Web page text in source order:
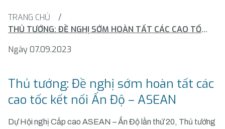
TRANG CHỦ
/
THỦ TƯỚNG: ĐỀ NGHỊ SỚM HOÀN TẤT CÁC CAO TỐC KẾT NỐI ẤN ĐỘ – ASEAN
Ngày 07.09.2023
Thủ tướng: Đề nghị sớm hoàn tất các
cao tốc kết nối Ấn Độ – ASEAN
Dự Hội nghị Cấp cao ASEAN – Ấn Độ lần thứ 20, Thủ tướng